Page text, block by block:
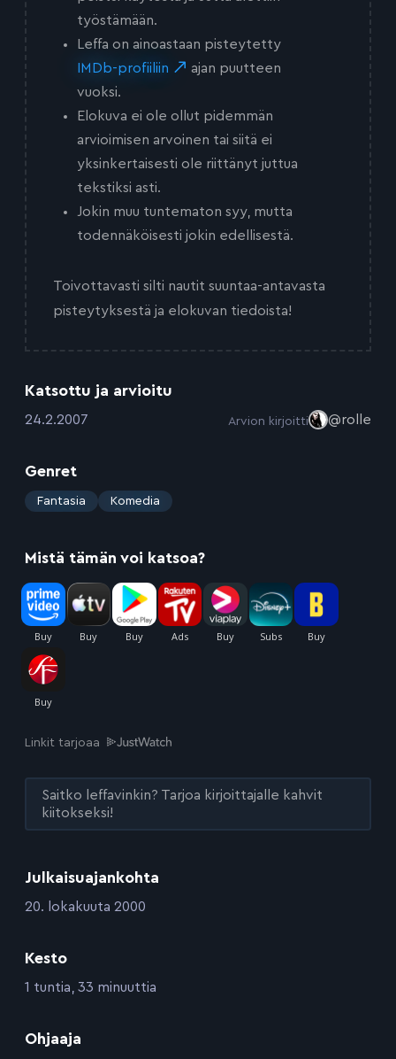
Julkaisuajankohta
:20. lokakuuta 2000
Kesto
:1 tuntia, 33 minuuttia
Ohjaaja
työstämään.
Leffa on ainoastaan pisteytetty
IMDb-profiiliin
ajan puutteen
vuoksi.
Elokuva ei ole ollut pidemmän
arvioimisen arvoinen tai siitä ei
yksinkertaisesti ole riittänyt juttua
tekstiksi asti.
Jokin muu tuntematon syy, mutta
todennäköisesti jokin edellisestä.
Toivottavasti silti nautit suuntaa-antavasta
pisteytyksestä ja elokuvan tiedoista!
Katsottu ja arvioitu
:24.2.2007 Arvion kirjoitti @rolle
Genret
: Fantasia Komedia
Mistä tämän voi katsoa?
Linkit tarjoaa
Saitko leffavinkin? Tarjoa kirjoittajalle kahvit
kiitokseksi!